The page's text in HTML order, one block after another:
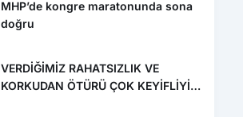
MHP’de kongre maratonunda sona
doğru
VERDİĞİMİZ RAHATSIZLIK VE
KORKUDAN ÖTÜRÜ ÇOK KEYİFLİYİZ